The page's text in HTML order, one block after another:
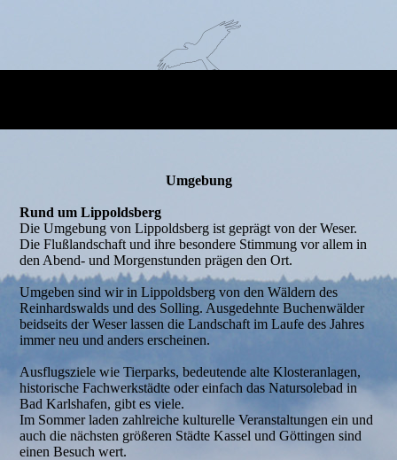
Umgebung
Rund um Lippoldsberg
Die Umgebung von Lippoldsberg ist geprägt von der Weser.
Die Flußlandschaft und ihre besondere Stimmung vor allem in
den Abend- und Morgenstunden prägen den Ort.
Umgeben sind wir in Lippoldsberg von den Wäldern des
Reinhardswalds und des Solling. Ausgedehnte Buchenwälder
beidseits der Weser lassen die Landschaft im Laufe des Jahres
immer neu und anders erscheinen.
Ausflugsziele wie Tierparks, bedeutende alte Klosteranlagen,
historische Fachwerkstädte oder einfach das Natursolebad in
Bad Karlshafen, gibt es viele.
Im Sommer laden zahlreiche kulturelle Veranstaltungen ein und
auch die nächsten größeren Städte Kassel und Göttingen sind
einen Besuch wert.